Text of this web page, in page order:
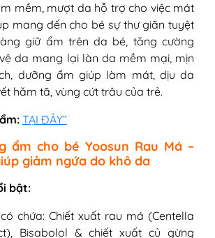
mềm, mượt da hỗ trợ cho việc mát
mang đến cho bé sự thư giãn tuyệt
giữ ẩm trên da bé, tăng cường
da mang lại làn da mềm mại, mịn
dưỡng ẩm giúp làm mát, dịu da
hăm tã, vùng cứt trâu của trẻ.
TẠI ĐÂY”
ẩm cho bé Yoosun Rau Má –
giảm ngứa do khô da
bật:
chứa: Chiết xuất rau má (Centella
Bisabolol & chiết xuất củ gừng